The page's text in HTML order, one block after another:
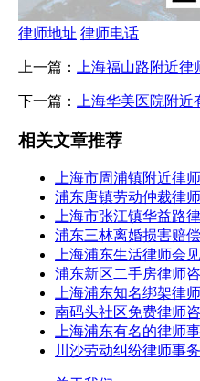
律师地址 律师电话
上一篇： 上海福山路附近
下一篇： 上海华美医院附
相关文章推荐
上海市周浦镇附近律
浦东唐镇劳动仲裁律
上海市张江镇华益路
浦东三林离婚损害赔
上海浦东生活律师会
浦东新区二手房律师
上海浦东知名绑架律
南码头社区免费律师
上海浦东有名的律师
川沙劳动纠纷律师事